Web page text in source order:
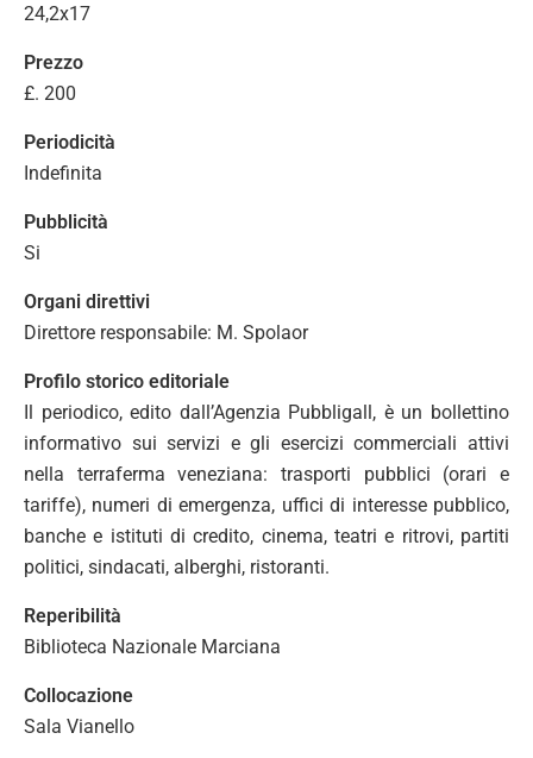
24,2x17
Prezzo
£. 200
Periodicità
Indefinita
Pubblicità
Si
Organi direttivi
Direttore responsabile: M. Spolaor
Profilo storico editoriale
Il periodico, edito dall’Agenzia Pubbligall, è un bollettino
informativo sui servizi e gli esercizi commerciali attivi
nella terraferma veneziana: trasporti pubblici (orari e
tariffe), numeri di emergenza, uffici di interesse pubblico,
banche e istituti di credito, cinema, teatri e ritrovi, partiti
politici, sindacati, alberghi, ristoranti.
Reperibilità
Biblioteca Nazionale Marciana
Collocazione
Sala Vianello